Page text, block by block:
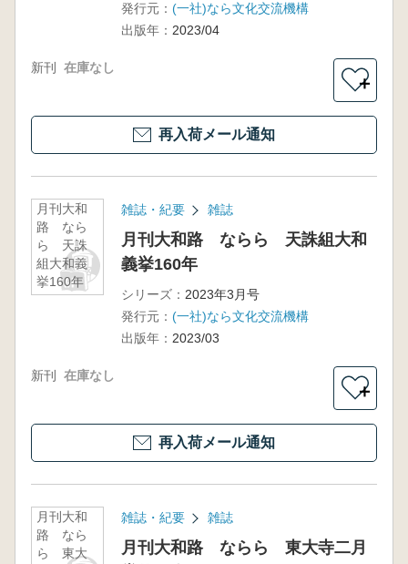
発行元： (一社)なら文化交流機構
出版年： 2023/04
新刊 在庫なし
＋
再入荷メール通知
月刊大和
路 なら
ら 天誅
組大和義
挙160年
雑誌・紀要 雑誌
月刊大和路 ならら 天誅組大和
義挙160年
シリーズ： 2023年3月号
発行元： (一社)なら文化交流機構
出版年： 2023/03
新刊 在庫なし
＋
再入荷メール通知
月刊大和
路 なら
ら 東大
雑誌・紀要 雑誌
月刊大和路 ならら 東大寺二月